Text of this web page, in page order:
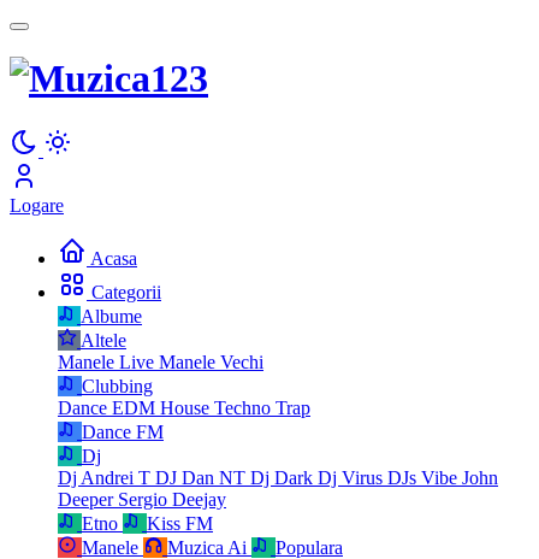
Logare
Acasa
Categorii
Albume
Altele
Manele Live Manele Vechi
Clubbing
Dance EDM House Techno Trap
Dance FM
Dj
Dj Andrei T DJ Dan NT Dj Dark Dj Virus DJs Vibe John
Deeper Sergio Deejay
Etno
Kiss FM
Manele
Muzica Ai
Populara